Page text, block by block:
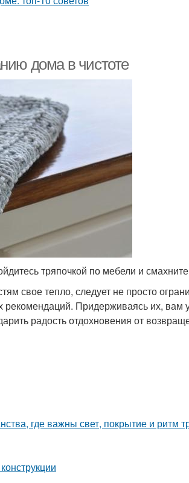
дома в чистоте
тряпочкой по мебели и
свое тепло, следует не просто
рекомендаций. Придерживаясь их, вам
радость отдохновения от
где важны свет, покрытие и ритм